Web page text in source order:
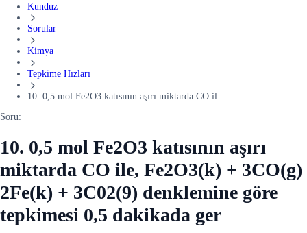
Kunduz
Sorular
Kimya
Tepkime Hızları
10. 0,5 mol Fe2O3 katısının aşırı miktarda CO il...
Soru:
10. 0,5 mol Fe2O3 katısının aşırı
miktarda CO ile, Fe2O3(k) + 3CO(g)
2Fe(k) + 3C02(9) denklemine göre
tepkimesi 0,5 dakikada ger